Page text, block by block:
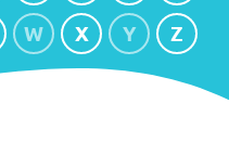
W X Y Z